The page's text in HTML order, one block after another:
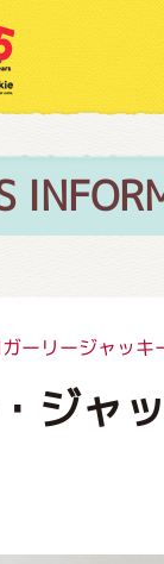
ーリージャッキ
ジャ